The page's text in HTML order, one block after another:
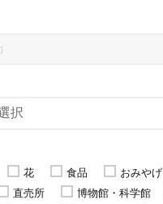
花 食品
おみやげ
直売所 博物館・科学館